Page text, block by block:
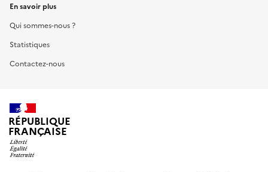
En savoir plus
Qui sommes-nous ?
Statistiques
Contactez-nous
RÉPUBLIQUE
FRANÇAISE